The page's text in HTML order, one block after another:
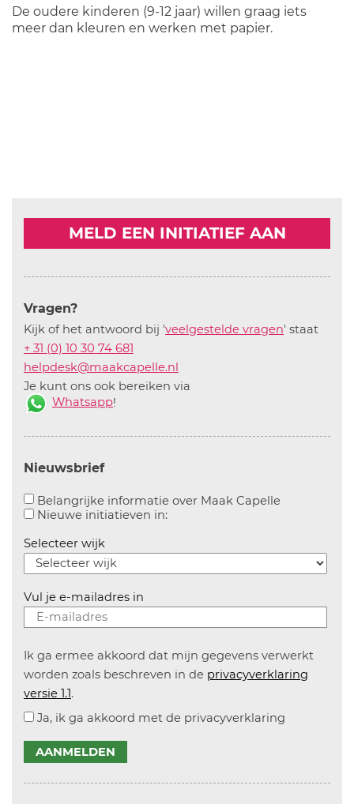
De oudere kinderen (9-12 jaar) willen graag iets
meer dan kleuren en werken met papier.
MELD EEN INITIATIEF AAN
Vragen?
Kijk of het antwoord bij 'veelgestelde vragen' staat
+ 31 (0) 10 30 74 681
helpdesk@maakcapelle.nl
Je kunt ons ook bereiken via
Whatsapp!
Nieuwsbrief
Belangrijke informatie over Maak CapelleAanvinken
Nieuwe initiatieven in:Aanvinken om informatie over
Selecteer wijk
Vul je e-mailadres in
Ik ga ermee akkoord dat mijn gegevens verwerkt
worden zoals beschreven in de privacyverklaring
versie 1.1.
Ja, ik ga akkoord met de privacyverklaring
AANMELDEN